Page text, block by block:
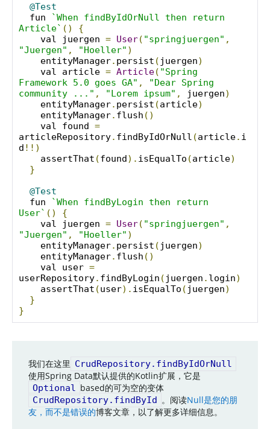
@Test
  fun
`When findByIdOrNull then return
Article` ()
{
    val juergen
= User( "springjuergen" ,
"Juergen" , "Hoeller" )
    entityManager
. persist ( juergen)
    val article
= Article( "Spring
Framework 5.0 goes GA" ,
"Dear Spring
community ..." , "Lorem ipsum" , juergen)
    entityManager
. persist (article)
    entityManager
. flush ()
    val found
=
articleRepository. findByIdOrNull (article. i
d !!)
    assertThat
(found). isEqualTo (article)
}
@Test
  fun
`When findByLogin then return
User` ()
{
    val juergen
= User( "springjuergen" ,
"Juergen" , "Hoeller" )
    entityManager
. persist ( juergen)
    entityManager
. flush ()
    val user
=
userRepository. findByLogin ( juergen . login)
    assertThat
(user). isEqualTo ( juergen)
}
}
我们在这里 CrudRepository.findByIdOrNull
使用Spring Data默认提供的Kotlin扩展，它是
Optional based的可为空的变体
CrudRepository.findById 。阅读Null是您的朋
友，而不是错误的博客文章，以了解更多详细信息。